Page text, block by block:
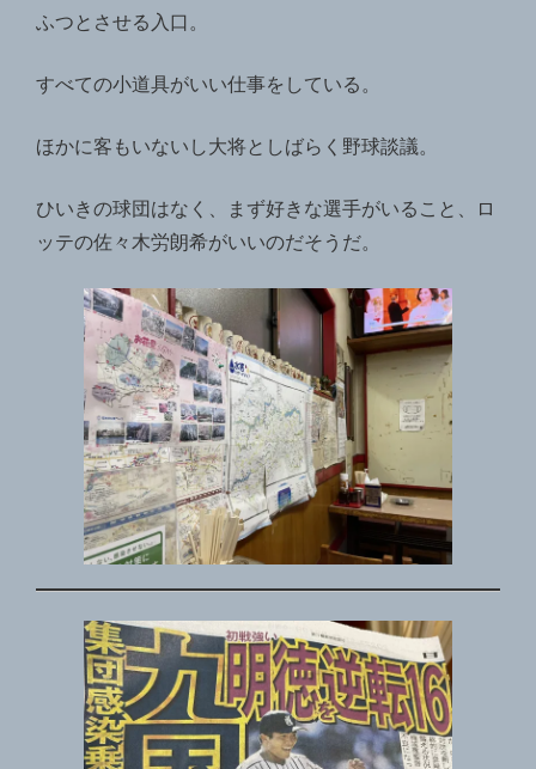
ふつとさせる入口。
すべての小道具がいい仕事をしている。
ほかに客もいないし大将としばらく野球談議。
ひいきの球団はなく、まず好きな選手がいること、ロ
ッテの佐々木労朗希がいいのだそうだ。